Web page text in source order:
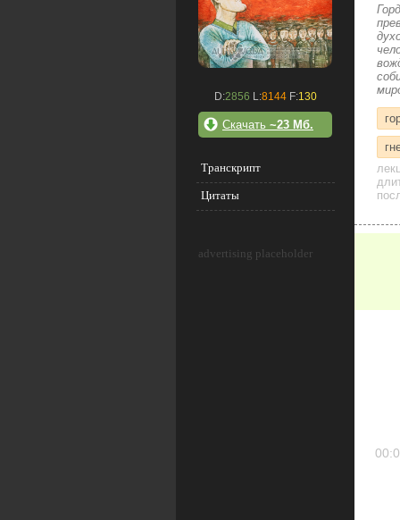
D:2856 L:8144F:130
Скачать ~23 Мб.
Транскрипт
Цитаты
advertising placeholder